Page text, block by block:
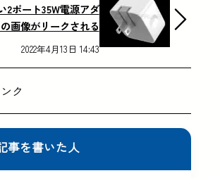
2ポート35W電源アダ
画像がリークされる
2022年4月13日 14:43
ク
事を書いた人